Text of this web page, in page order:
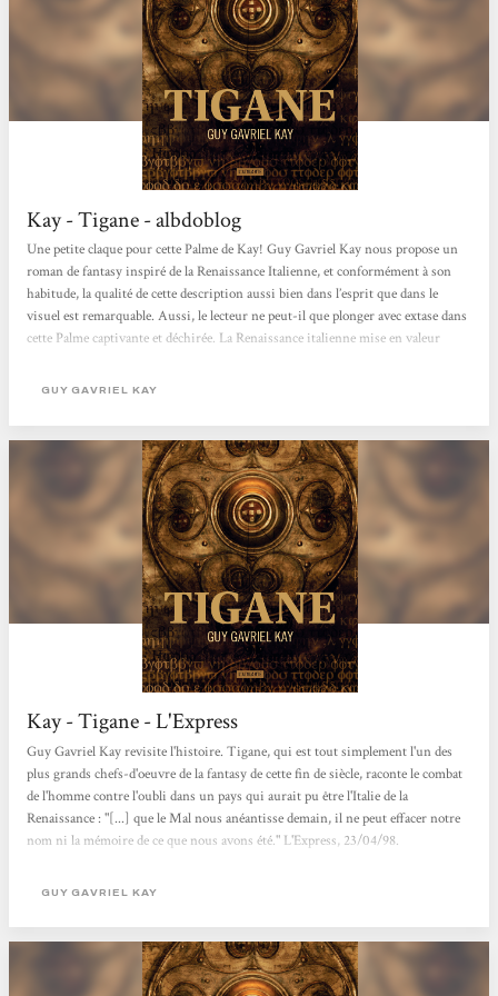
Kay - Tigane - albdoblog
Une petite claque pour cette Palme de Kay! Guy Gavriel Kay nous propose un
roman de fantasy inspiré de la Renaissance Italienne, et conformément à son
habitude, la qualité de cette description aussi bien dans l’esprit que dans le
visuel est remarquable. Aussi, le lecteur ne peut-il que plonger avec extase dans
cette Palme captivante et déchirée. La Renaissance italienne mise en valeur
baignant dans une mer bordée de trois pays expansionnistes, Ygrath, Barbador
GUY GAVRIEL KAY
Kay - Tigane - L'Express
Guy Gavriel Kay revisite l'histoire. Tigane, qui est tout simplement l'un des
plus grands chefs-d'oeuvre de la fantasy de cette fin de siècle, raconte le combat
de l'homme contre l'oubli dans un pays qui aurait pu être l'Italie de la
Renaissance : "[...] que le Mal nous anéantisse demain, il ne peut effacer notre
nom ni la mémoire de ce que nous avons été." L'Express, 23/04/98.
GUY GAVRIEL KAY